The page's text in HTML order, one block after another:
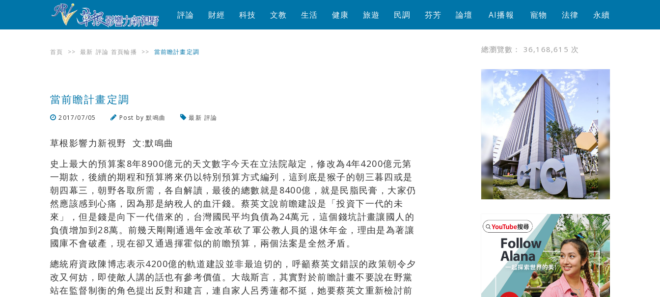
評論 財經 科技 文教 生活 健康 旅遊 民調 芬芳 論壇 AI播報 寵物 法律 永續
首頁 >> 最新 評論 首頁輪播 >> 當前瞻計畫定調
當前瞻計畫定調
2017/07/05 Post by默鳴曲 最新 評論
草根影響力新視野 文:默鳴曲
史上最大的預算案8年8900億元的天文數字今天在立法院敲定，修改為4年4200億元第
一期款，後續的期程和預算將來仍以特別預算方式編列，這到底是猴子的朝三暮四或是
朝四幕三，朝野各取所需，各自解讀，最後的總數就是8400億，就是民脂民膏，大家仍
然應該感到心痛，因為那是納稅人的血汗錢。 蔡英文說前瞻建設是「投資下一代的未
來」
，但是錢是向下一代借來的 ， 台灣國民平均負債為24萬元 ， 這個錢坑計畫讓國人的
負債增加到28萬。 前幾天剛剛通過年金改革砍了軍公教人員的退休年金 ，理由是為著讓
國庫不會破產，現在卻又通過揮霍似的前瞻預算，兩個法案是全然矛盾。
總統府資政陳博志表示4200億的軌道建設並非最迫切的，呼籲蔡英文錯誤的政策朝令夕
改又何妨，即使敵人講的話也有參考價值。大哉斯言，其實對於前瞻計畫不要說在野黨
站在監督制衡的角色提出反對和建言，連自家人呂秀蓮都不挺，她要蔡英文重新檢討前
總瀏覽數： 36,168,615 次